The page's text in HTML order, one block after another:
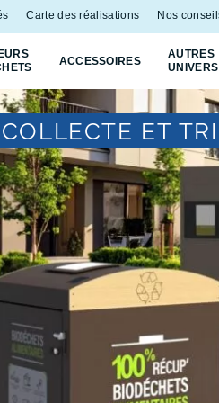
ACCESSOIRES
AUTRES
UNIVERS
Carte des réalisations Nos
COLLECTE ET